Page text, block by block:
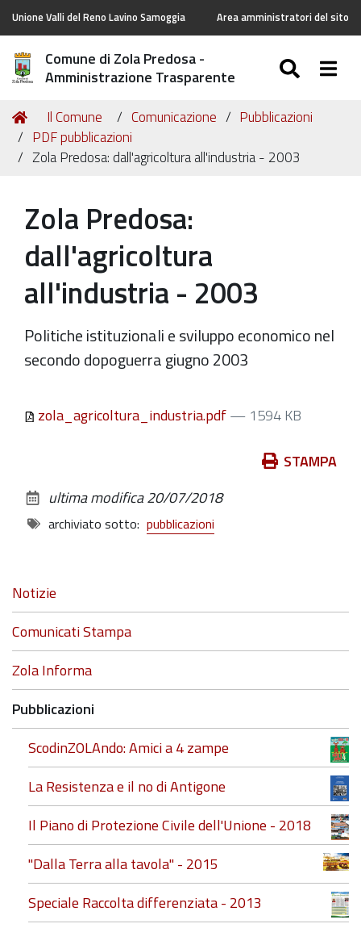
Unione Valli del Reno Lavino Samoggia Area amministratori del sito
Comune di Zola Predosa -
Amministrazione Trasparente
Tu
sei
qui:
Home
Il Comune Comunicazione
Pubblicazioni
PDF pubblicazioni
Zola Predosa: dall'agricoltura all'industria - 2003
Zola Predosa:
dall'agricoltura
all'industria - 2003
Politiche istituzionali e sviluppo economico nel
secondo dopoguerra giugno 2003
zola_agricoltura_industria.pdf— 1594 KB
documento
STAMPA
ultima modifica20/07/2018
archiviato sotto: pubblicazioni
Navigazione
Notizie
Comunicati Stampa
Zola Informa
Pubblicazioni
ScodinZOLAndo: Amici a 4 zampe
La Resistenza e il no di Antigone
Il Piano di Protezione Civile dell'Unione - 2018
"Dalla Terra alla tavola" - 2015
Speciale Raccolta differenziata - 2013